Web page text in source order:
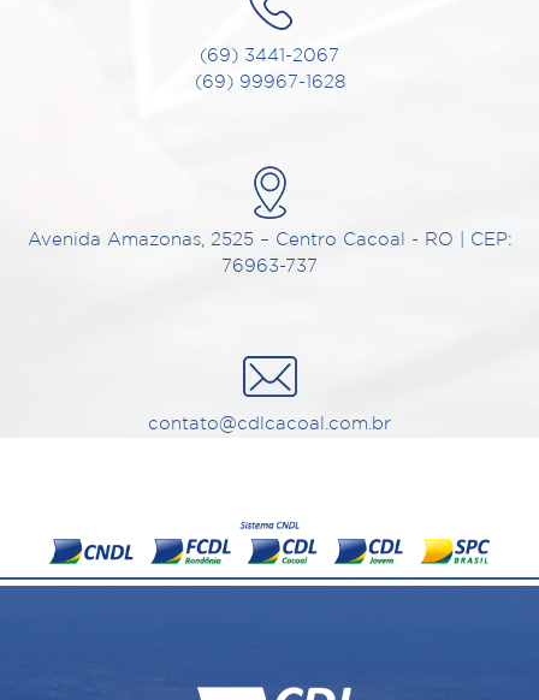
(69) 3441-2067
(69) 99967-1628
Avenida Amazonas, 2525 – Centro Cacoal - RO | CEP:
76963-737
contato@cdlcacoal.com.br